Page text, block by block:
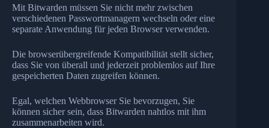
Mit Bitwarden müssen Sie nicht mehr zwischen
verschiedenen Passwortmanagern wechseln oder eine
separate Anwendung für jeden Browser verwenden.
Die browserübergreifende Kompatibilität stellt sicher,
dass Sie von überall und jederzeit problemlos auf Ihre
gespeicherten Daten zugreifen können.
Egal, welchen Webbrowser Sie bevorzugen, Sie
können sicher sein, dass Bitwarden nahtlos mit ihm
zusammenarbeiten wird.